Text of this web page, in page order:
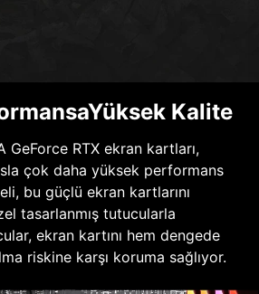
Kalite
GeForce RTX ekran kartları,
çok daha yüksek performans
bu güçlü ekran kartlarını
tasarlanmış tutucularla
ekran kartını hem dengede
riskine karşı koruma sağlıyor.